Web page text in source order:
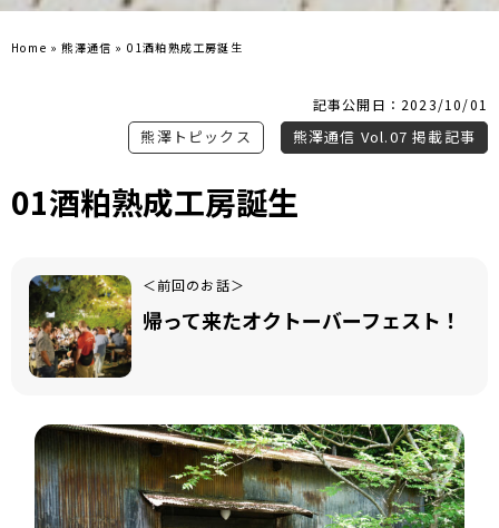
Home »熊澤通信 » 01酒粕熟成工房誕生
記事公開日：2023/10/01
熊澤通信 Vol.07 掲載記事
熊澤トピックス
01酒粕熟成工房誕生
＜前回のお話＞
帰って来たオクトーバーフェスト！